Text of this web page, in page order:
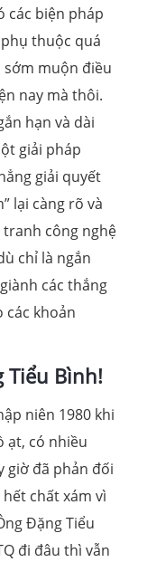
các biện pháp
thuộc quá
sớm muộn điều
nay mà thôi.
hạn và dài
giải pháp
giải quyết
lại càng rõ và
công nghệ
chỉ là ngắn
các thắng
các khoản
Tiểu Bình!
niên 1980 khi
ạt, có nhiều
giờ đã phản đối
chất xám vì
Đặng Tiểu
đi đâu thì vẫn